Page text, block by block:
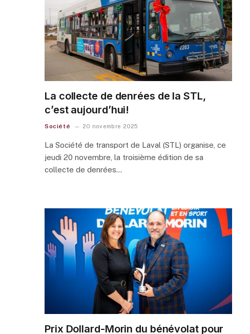
La collecte de denrées de la STL,
c’est aujourd’hui!
Société 20 novembre 2025
La Société de transport de Laval (STL) organise, ce
jeudi 20 novembre, la troisième édition de sa
collecte de denrées…
Prix Dollard-Morin du bénévolat pour